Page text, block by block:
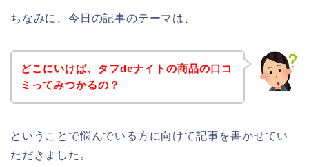
ちなみに、今日の記事のテーマは、
どこにいけば、タフdeナイトの商品の口コ
ミってみつかるの？
ということで悩んでいる方に向けて記事を書かせてい
ただきました。